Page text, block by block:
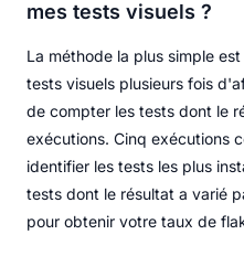
mes tests visuels ?
La méthode la plus simple
tests visuels plusieurs fois
de compter les tests dont le
exécutions. Cinq exécutions
identifier les tests les plus
tests dont le résultat a varié
pour obtenir votre taux de